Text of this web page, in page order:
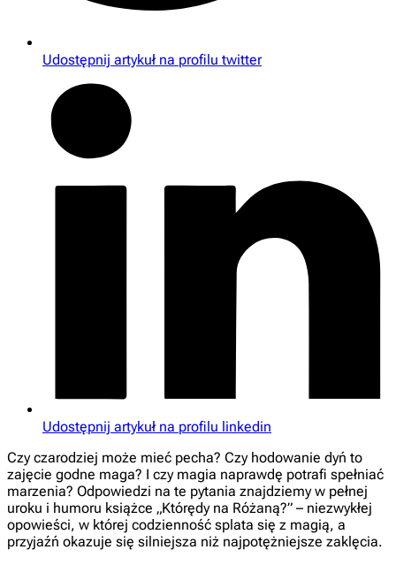
Udostępnij artykuł na profilu twitter
Udostępnij artykuł na profilu linkedin
Czy czarodziej może mieć pecha? Czy hodowanie dyń to
zajęcie godne maga? I czy magia naprawdę potrafi spełniać
marzenia? Odpowiedzi na te pytania znajdziemy w pełnej
uroku i humoru książce „Którędy na Różaną?” – niezwykłej
opowieści, w której codzienność splata się z magią, a
przyjaźń okazuje się silniejsza niż najpotężniejsze zaklęcia.